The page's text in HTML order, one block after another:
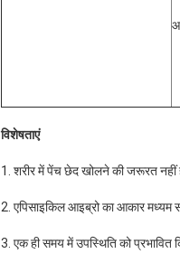
विशेषताएं
1. शरीर में पेंच छेद खोलने की जरूरत नहीं
2. एपिसाइकिल आइब्रो का आकार
3. एक ही समय में उपस्थिति को